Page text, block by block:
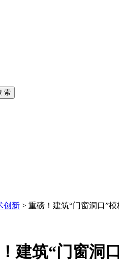
创新 > 重磅！建筑“门窗洞口”
建筑“门窗洞